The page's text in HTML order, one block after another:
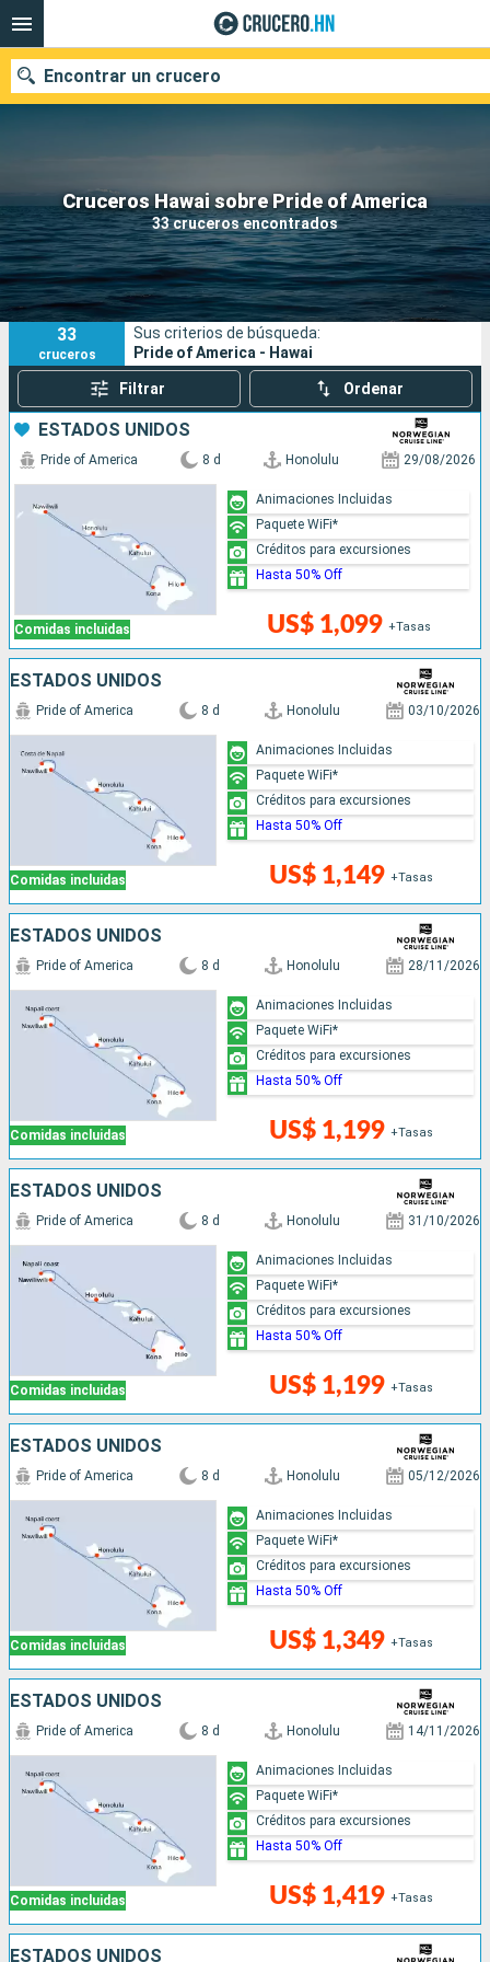
Cruceros Hawai sobre Pride of America
33 cruceros encontrados
Encontrar un crucero
Nuestros destinos
Fecha de salida
Puertos Compañías
Buscar
33
cruceros
Sus criterios de búsqueda:
Pride of America - Hawai
Filtrar Ordenar
ESTADOS UNIDOS
Comidas incluidas
Pride of America 8 d Honolulu 29/08/2026
US$ 1,099 +Tasas
Animaciones Incluidas
Paquete WiFi*
Créditos para excursiones
Hasta 50% Off
ESTADOS UNIDOS
Comidas incluidas
Pride of America 8 d Honolulu 03/10/2026
US$ 1,149 +Tasas
Animaciones Incluidas
Paquete WiFi*
Créditos para excursiones
Hasta 50% Off
ESTADOS UNIDOS
Comidas incluidas
Pride of America 8 d Honolulu 28/11/2026
US$ 1,199 +Tasas
Animaciones Incluidas
Paquete WiFi*
Créditos para excursiones
Hasta 50% Off
ESTADOS UNIDOS
Comidas incluidas
Pride of America 8 d Honolulu 31/10/2026
US$ 1,199 +Tasas
Animaciones Incluidas
Paquete WiFi*
Créditos para excursiones
Hasta 50% Off
ESTADOS UNIDOS
Comidas incluidas
Pride of America 8 d Honolulu 05/12/2026
US$ 1,349 +Tasas
Animaciones Incluidas
Paquete WiFi*
Créditos para excursiones
Hasta 50% Off
ESTADOS UNIDOS
Comidas incluidas
Pride of America 8 d Honolulu 14/11/2026
US$ 1,419 +Tasas
Animaciones Incluidas
Paquete WiFi*
Créditos para excursiones
Hasta 50% Off
ESTADOS UNIDOS